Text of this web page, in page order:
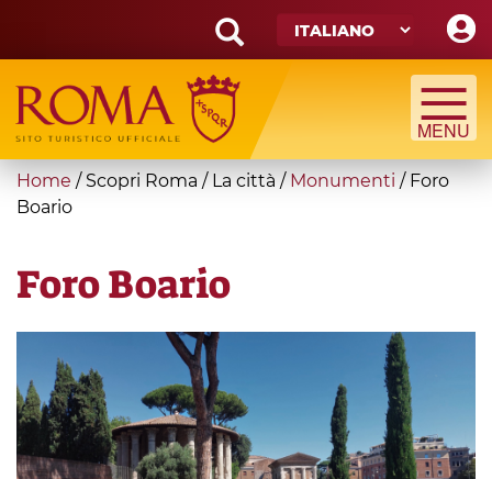
main
content
Search
form
Cerca
You
are
Home / Scopri Roma / La città / Monumenti / Foro
Boario
Foro Boario